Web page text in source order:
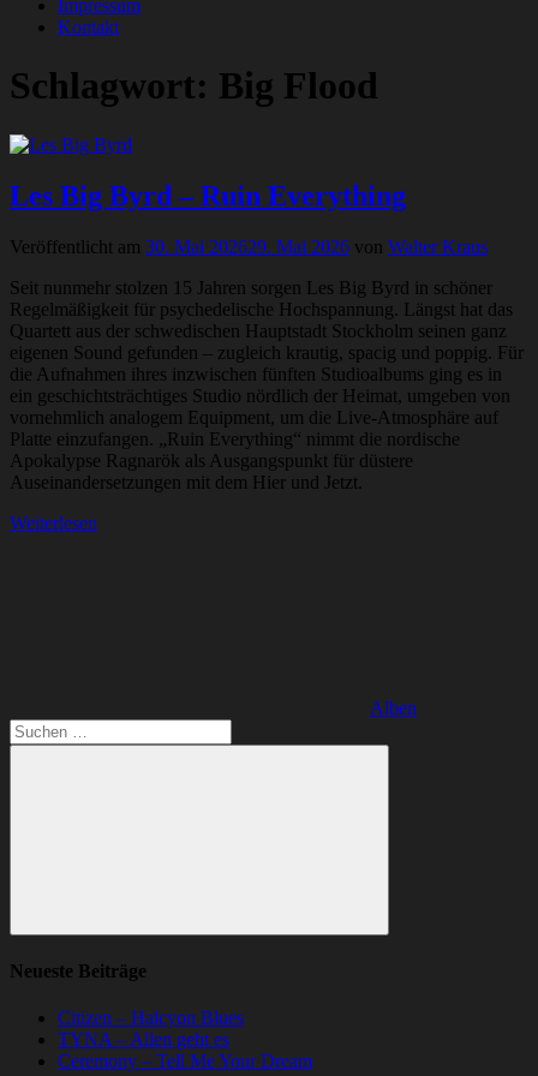
Impressum
Kontakt
Schlagwort: Big Flood
Les Big Byrd – Ruin Everything
Veröffentlicht am 30. Mai 202629. Mai 2026 von Walter Kraus
Seit nunmehr stolzen 15 Jahren sorgen Les Big Byrd in schöner
Regelmäßigkeit für psychedelische Hochspannung. Längst hat das
Quartett aus der schwedischen Hauptstadt Stockholm seinen ganz
eigenen Sound gefunden – zugleich krautig, spacig und poppig. Für
die Aufnahmen ihres inzwischen fünften Studioalbums ging es in
ein geschichtsträchtiges Studio nördlich der Heimat, umgeben von
vornehmlich analogem Equipment, um die Live-Atmosphäre auf
Platte einzufangen. „Ruin Everything“ nimmt die nordische
Apokalypse Ragnarök als Ausgangspunkt für düstere
Auseinandersetzungen mit dem Hier und Jetzt.
Weiterlesen
Alben
Suchen
nach:
Suchen
Neueste Beiträge
Citizen – Halcyon Blues
TYNA – Allen geht es
Ceremony – Tell Me Your Dream